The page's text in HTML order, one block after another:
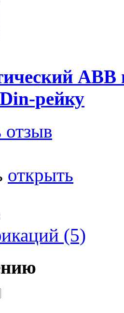
АВВ
рейку
отзыв
открыть
(5)